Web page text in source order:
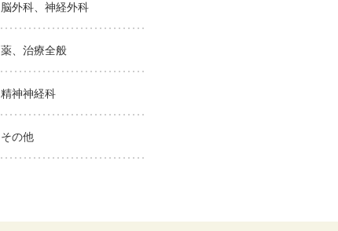
脳外科、神経外科
薬、治療全般
精神神経科
その他